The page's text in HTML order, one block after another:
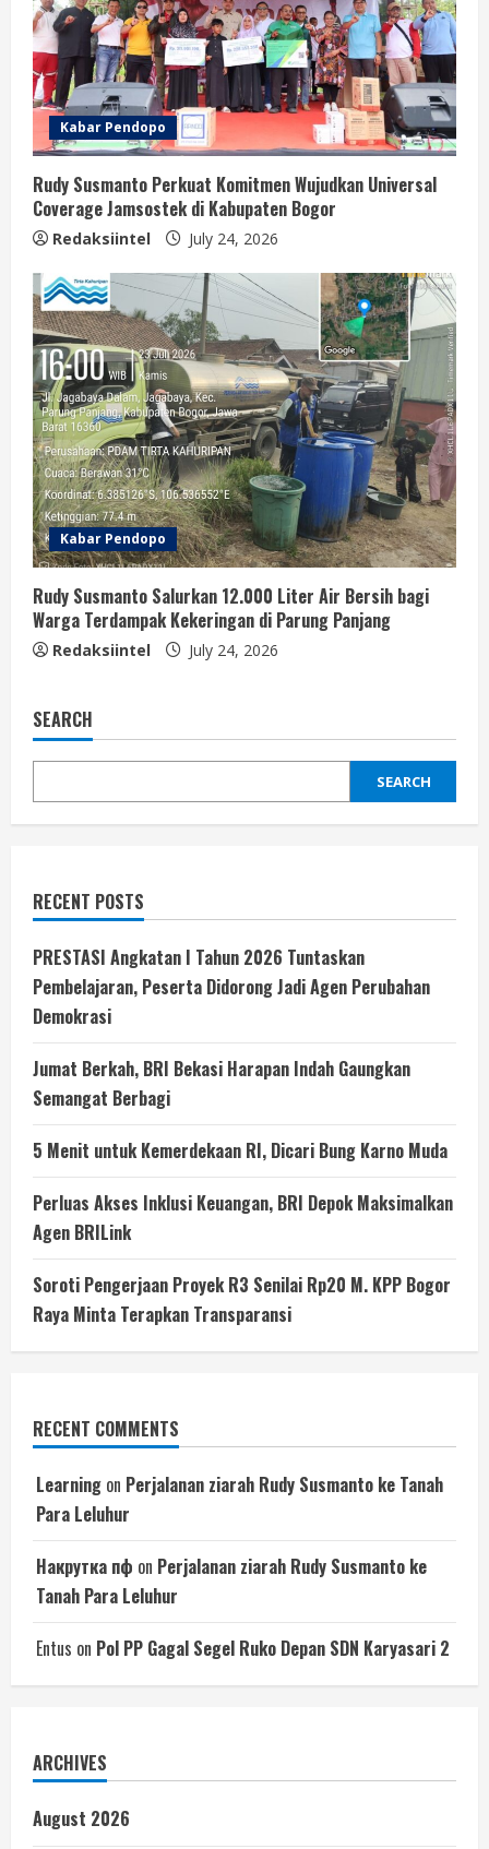
Kabar Pendopo
Rudy Susmanto Perkuat Komitmen Wujudkan Universal
Coverage Jamsostek di Kabupaten Bogor
Redaksiintel July 24, 2026
Kabar Pendopo
Rudy Susmanto Salurkan 12.000 Liter Air Bersih bagi
Warga Terdampak Kekeringan di Parung Panjang
Redaksiintel July 24, 2026
SEARCH
SEARCH
RECENT POSTS
PRESTASI Angkatan I Tahun 2026 Tuntaskan
Pembelajaran, Peserta Didorong Jadi Agen Perubahan
Demokrasi
Jumat Berkah, BRI Bekasi Harapan Indah Gaungkan
Semangat Berbagi
5 Menit untuk Kemerdekaan RI, Dicari Bung Karno Muda
Perluas Akses Inklusi Keuangan, BRI Depok Maksimalkan
Agen BRILink
Soroti Pengerjaan Proyek R3 Senilai Rp20 M. KPP Bogor
Raya Minta Terapkan Transparansi
RECENT COMMENTS
Learning on Perjalanan ziarah Rudy Susmanto ke Tanah
Para Leluhur
Накрутка пф on Perjalanan ziarah Rudy Susmanto ke
Tanah Para Leluhur
Entus on Pol PP Gagal Segel Ruko Depan SDN Karyasari 2
ARCHIVES
August 2026